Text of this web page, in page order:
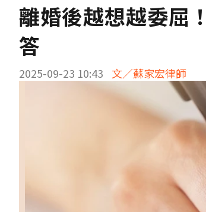
離婚後越想越委屈
答
2025-09-23 10:43 文／蘇家宏律師